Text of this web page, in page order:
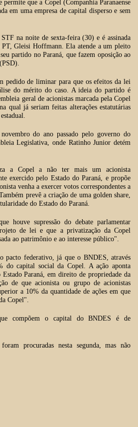
permite que a Copel (Companhia Paranaense
em uma empresa de capital disperso e sem
na noite de sexta-feira (30) e é assinada
PT, Gleisi Hoffmann. Ela atende a um pleito
partido no Paraná, que fazem oposição ao
pedido de liminar para que os efeitos da lei
do mérito do caso. A ideia do partido é
geral de acionistas marcada pela Copel
qual já seriam feitas alterações estatutárias
do ano passado pelo governo do
Legislativa, onde Ratinho Junior detém
a Copel a não ter mais um acionista
exercido pelo Estado do Paraná, e propõe
venha a exercer votos correspondentes a
prevê a criação de uma golden share,
do Estado do Paraná.
houve supressão do debate parlamentar
de lei e que a privatização da Copel
ao patrimônio e ao interesse público".
pacto federativo, já que o BNDES, através
do capital social da Copel. A ação aponta
Paraná, em direito de propriedade da
de que acionista ou grupo de acionistas
a 10% da quantidade de ações em que
Copel".
compõem o capital do BNDES é de
procuradas nesta segunda, mas não